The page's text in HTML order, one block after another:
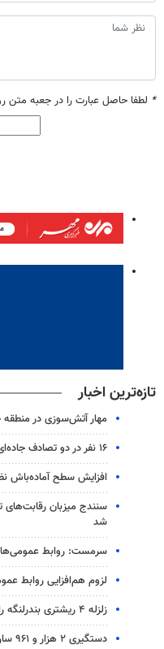
* لطفا حاصل عبارت را در جعبه متن
تازه‌ترین اخبار
مهار آتش‌سوزی در
۱۶ نفر در دو تصادف جاده‌ای محورهای ساوه مصدوم شدند
افزایش سطح آماده‌باش
سنندج میزبان رقابت‌های
شد
سرمست: روابط عمومی‌ها
لزوم هم‌افزایی روابط‌
زلزله ۴ ریشتری بندرلنگه را لرزاند
دستگیری ۲ هزار و ۹۶۱ سارق در آذربایجان‌شرقی